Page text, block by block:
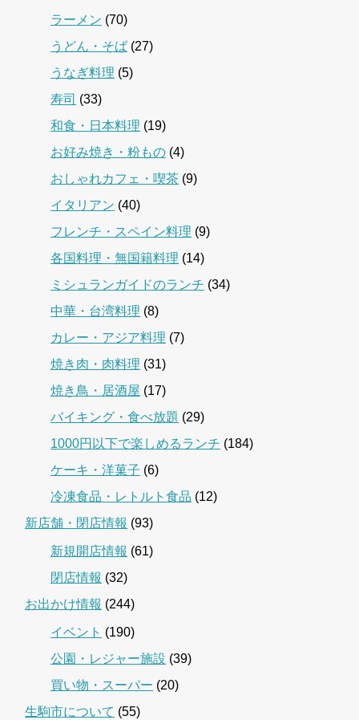
ラーメン (70)
うどん・そば (27)
うなぎ料理 (5)
寿司 (33)
和食・日本料理 (19)
お好み焼き・粉もの (4)
おしゃれカフェ・喫茶 (9)
イタリアン (40)
フレンチ・スペイン料理 (9)
各国料理・無国籍料理 (14)
ミシュランガイドのランチ (34)
中華・台湾料理 (8)
カレー・アジア料理 (7)
焼き肉・肉料理 (31)
焼き鳥・居酒屋 (17)
バイキング・食べ放題 (29)
1000円以下で楽しめるランチ (184)
ケーキ・洋菓子 (6)
冷凍食品・レトルト食品 (12)
新店舗・閉店情報 (93)
新規開店情報 (61)
閉店情報 (32)
お出かけ情報 (244)
イベント (190)
公園・レジャー施設 (39)
買い物・スーパー (20)
生駒市について (55)